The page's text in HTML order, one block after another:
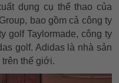
dụng cụ thể thao của
bao gồm cả công ty
golf Taylormade, công ty
golf. Adidas là nhà sản
thế giới.